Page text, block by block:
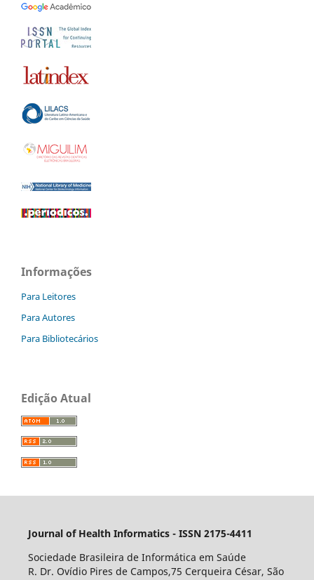
Informações
Para Leitores
Para Autores
Para Bibliotecários
Edição Atual
Journal of Health Informatics - ISSN 2175-4411
Sociedade Brasileira de Informática em Saúde
R. Dr. Ovídio Pires de Campos,75 Cerqueira César, São